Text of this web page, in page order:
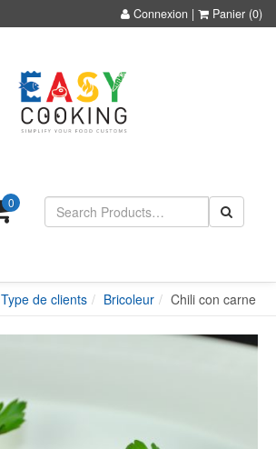
Connexion | Panier (0)
0
Type de clients Bricoleur Chili con carne